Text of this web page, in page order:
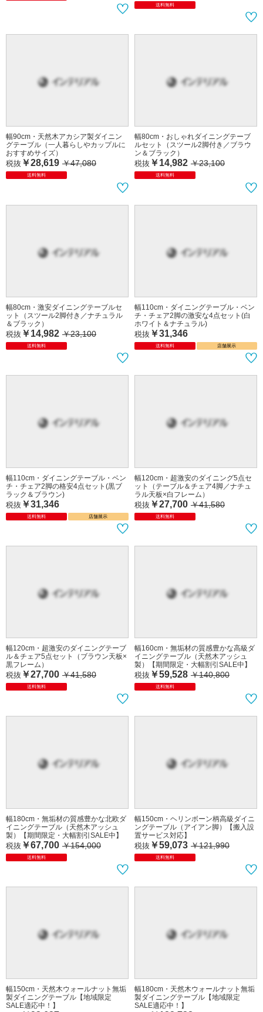
送料無料
幅90cm・天然木アカシア製ダイニン
グテーブル（一人暮らしやカップルに
おすすめサイズ）
税抜 ￥28,619 ￥47,080
送料無料
幅80cm・おしゃれダイニングテーブ
ルセット（スツール2脚付き／ブラウ
ン＆ブラック）
税抜 ￥14,982 ￥23,100
送料無料
幅80cm・激安ダイニングテーブルセ
ット（スツール2脚付き／ナチュラル
＆ブラック）
税抜 ￥14,982 ￥23,100
送料無料
幅110cm・ダイニングテーブル・ベン
チ・チェア2脚の激安な4点セット(白
ホワイト＆ナチュラル)
税抜 ￥31,346
送料無料 店舗展示
幅110cm・ダイニングテーブル・ベン
チ・チェア2脚の格安4点セット(黒ブ
ラック＆ブラウン)
税抜 ￥31,346
送料無料 店舗展示
幅120cm・超激安のダイニング5点セ
ット（テーブル＆チェア4脚／ナチュ
ラル天板×白フレーム）
税抜 ￥27,700 ￥41,580
送料無料
幅120cm・超激安のダイニングテーブ
ル＆チェア5点セット（ブラウン天板×
黒フレーム）
税抜 ￥27,700 ￥41,580
送料無料
幅160cm・無垢材の質感豊かな高級ダ
イニングテーブル（天然木アッシュ
製）【期間限定・大幅割引SALE中】
税抜 ￥59,528 ￥140,800
送料無料
幅180cm・無垢材の質感豊かな北欧ダ
イニングテーブル（天然木アッシュ
製）【期間限定・大幅割引SALE中】
税抜 ￥67,700 ￥154,000
送料無料
幅150cm・ヘリンボーン柄高級ダイニ
ングテーブル（アイアン脚）【搬入設
置サービス対応】
税抜 ￥59,073 ￥121,990
送料無料
幅150cm・天然木ウォールナット無垢
製ダイニングテーブル【地域限定
SALE適応中！】
幅180cm・天然木ウォールナット無垢
製ダイニングテーブル【地域限定
SALE適応中！】